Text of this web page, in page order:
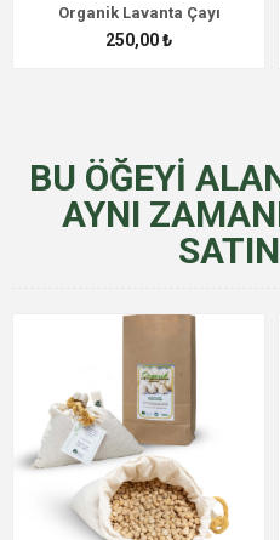
Organik Lavanta Çayı
250,00 ₺
BU ÖĞEYI
AYNI